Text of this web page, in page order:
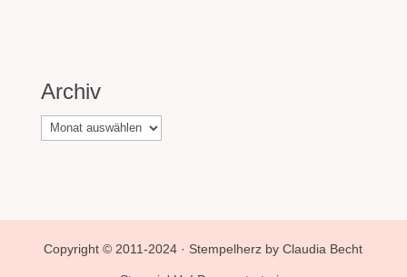
Archiv
Archiv
Copyright © 2011-2024 · Stempelherz by Claudia Becht